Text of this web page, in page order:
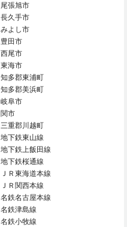
尾張旭市
長久手市
みよし市
豊田市
西尾市
東海市
知多郡東浦町
知多郡美浜町
岐阜市
関市
三重郡川越町
地下鉄東山線
地下鉄上飯田線
地下鉄桜通線
ＪＲ東海道本線
ＪＲ関西本線
名鉄名古屋本線
名鉄津島線
名鉄小牧線